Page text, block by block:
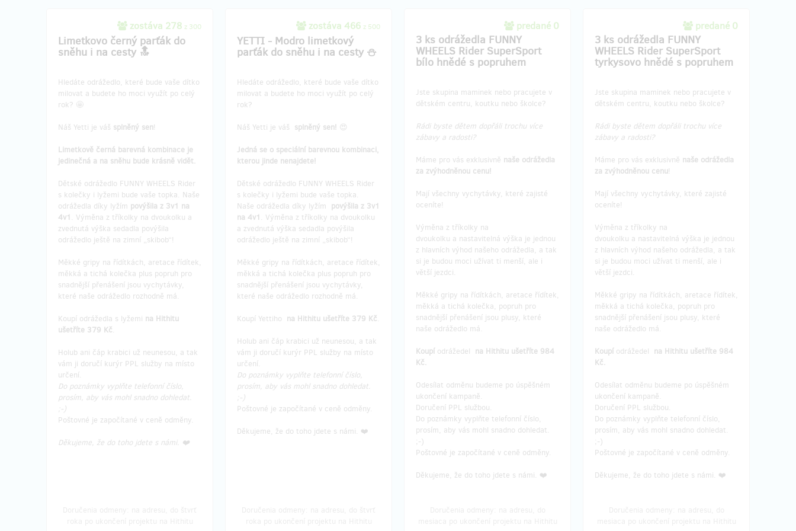
zostáva 278 z 300
Limetkovo černý parťák do
sněhu i na cesty 🔝
Hledáte odrážedlo, které bude vaše dítko
milovat a budete ho moci využít po celý
rok? 🤩
Náš Yetti je váš splněný sen!
Limetkově černá barevná kombinace je
jedinečná a na sněhu bude krásně vidět.
Dětské odrážedlo FUNNY WHEELS Rider
s kolečky i lyžemi bude vaše topka. Naše
odrážedla díky lyžím povýšila z 3v1 na
4v1 . Výměna z tříkolky na dvoukolku a
zvednutá výška sedadla povýšila
odrážedlo ještě na zimní „skibob“!
Měkké gripy na řídítkách, aretace řídítek,
měkká a tichá kolečka plus popruh pro
snadnější přenášení jsou vychytávky,
které naše odrážedlo rozhodně má.
Koupí odrážedla s lyžemi na Hithitu
ušetříte 379 Kč.
Holub ani čáp krabici už neunesou, a tak
vám ji doručí kurýr PPL služby na místo
určení.
Do poznámky vyplňte telefonní číslo,
prosím, aby vás mohl snadno dohledat.
;-)
Poštovné je započítané v ceně odměny.
Děkujeme, že do toho jdete s námi. ❤️
zostáva 466 z 500
YETTI - Modro limetkový
parťák do sněhu i na cesty ⛄️
Hledáte odrážedlo, které bude vaše dítko
milovat a budete ho moci využít po celý
rok?
Náš Yetti je váš splněný sen! 😍
Jedná se o speciální barevnou kombinaci,
kterou jinde nenajdete!
Dětské odrážedlo FUNNY WHEELS Rider
s kolečky i lyžemi bude vaše topka.
Naše odrážedla díky lyžím povýšila z 3v1
na 4v1 . Výměna z tříkolky na dvoukolku
a zvednutá výška sedadla povýšila
odrážedlo ještě na zimní „skibob“!
Měkké gripy na řídítkách, aretace řídítek,
měkká a tichá kolečka plus popruh pro
snadnější přenášení jsou vychytávky,
které naše odrážedlo rozhodně má.
Koupí Yettiho na Hithitu ušetříte 379 Kč.
Holub ani čáp krabici už neunesou, a tak
vám ji doručí kurýr PPL služby na místo
určení.
Do poznámky vyplňte telefonní číslo,
prosím, aby vás mohl snadno dohledat.
;-)
Poštovné je započítané v ceně odměny.
Děkujeme, že do toho jdete s námi. ❤️
predané 0
3 ks odrážedla FUNNY
WHEELS Rider SuperSport
bílo hnědé s popruhem
Jste skupina maminek nebo pracujete v
dětském centru, koutku nebo školce?
Rádi byste dětem dopřáli trochu více
zábavy a radosti?
Máme pro vás exklusivně naše odrážedla
za zvýhodněnou cenu!
Mají všechny vychytávky, které zajisté
oceníte!
Výměna z tříkolky na
dvoukolku a nastavitelná výška je jednou
z hlavních výhod našeho odrážedla, a tak
si je budou moci užívat ti menší, ale i
větší jezdci.
Měkké gripy na řídítkách, aretace řídítek,
měkká a tichá kolečka, popruh pro
snadnější přenášení jsou plusy, které
naše odrážedlo má.
Koupí odrážedel na Hithitu ušetříte 984
Kč.
Odesílat odměnu budeme po úspěšném
ukončení kampaně.
Doručení PPL službou.
Do poznámky vyplňte telefonní číslo,
prosím, aby vás mohl snadno dohledat.
;-)
Poštovné je započítané v ceně odměny.
Děkujeme, že do toho jdete s námi. ❤️
predané 0
3 ks odrážedla FUNNY
WHEELS Rider SuperSport
tyrkysovo hnědé s popruhem
Jste skupina maminek nebo pracujete v
dětském centru, koutku nebo školce?
Rádi byste dětem dopřáli trochu více
zábavy a radosti?
Máme pro vás exklusivně naše odrážedla
za zvýhodněnou cenu!
Mají všechny vychytávky, které zajisté
oceníte!
Výměna z tříkolky na
dvoukolku a nastavitelná výška je jednou
z hlavních výhod našeho odrážedla, a tak
si je budou moci užívat ti menší, ale i
větší jezdci.
Měkké gripy na řídítkách, aretace řídítek,
měkká a tichá kolečka, popruh pro
snadnější přenášení jsou plusy, které
naše odrážedlo má.
Koupí odrážedel na Hithitu ušetříte 984
Kč.
Odesílat odměnu budeme po úspěšném
ukončení kampaně.
Doručení PPL službou.
Do poznámky vyplňte telefonní číslo,
prosím, aby vás mohl snadno dohledat.
;-)
Poštovné je započítané v ceně odměny.
Děkujeme, že do toho jdete s námi. ❤️